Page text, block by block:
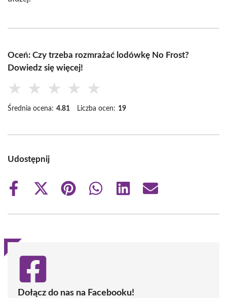
Oceń: Czy trzeba rozmrażać lodówkę No Frost?
Dowiedz się więcej!
★ ★ ★ ★ ★
Średnia ocena: 4.81 Liczba ocen: 19
Udostępnij
Share
Share
(Twitter)
Share
Share
Share
Share
Dołącz do nas na Facebooku!